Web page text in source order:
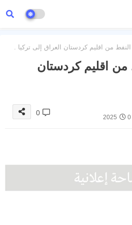
من اقليم كردستان العراق إلى تركيا .
اقليم كردستان
0
0